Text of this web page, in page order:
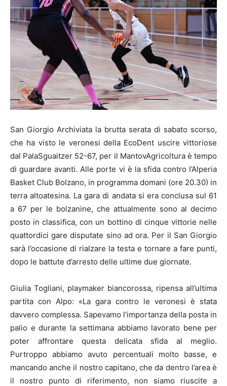
San Giorgio Archiviata la brutta serata di sabato scorso,
che ha visto le veronesi della EcoDent uscire vittoriose
dal PalaSguaitzer 52-67, per il MantovAgricoltura è tempo
di guardare avanti. Alle porte vi è la sfida contro l’Alperia
Basket Club Bolzano, in programma domani (ore 20.30) in
terra altoatesina. La gara di andata si era conclusa sul 61
a 67 per le bolzanine, che attualmente sono al decimo
posto in classifica, con un bottino di cinque vittorie nelle
quattordici gare disputate sino ad ora. Per il San Giorgio
sarà l’occasione di rialzare la testa e tornare a fare punti,
dopo le battute d’arresto delle ultime due giornate.
Giulia Togliani, playmaker biancorossa, ripensa all’ultima
partita con Alpo: «La gara contro le veronesi è stata
davvero complessa. Sapevamo l’importanza della posta in
palio e durante la settimana abbiamo lavorato bene per
poter affrontare questa delicata sfida al meglio.
Purtroppo abbiamo avuto percentuali molto basse, e
mancando anche il nostro capitano, che da dentro l’area è
il nostro punto di riferimento, non siamo riuscite a